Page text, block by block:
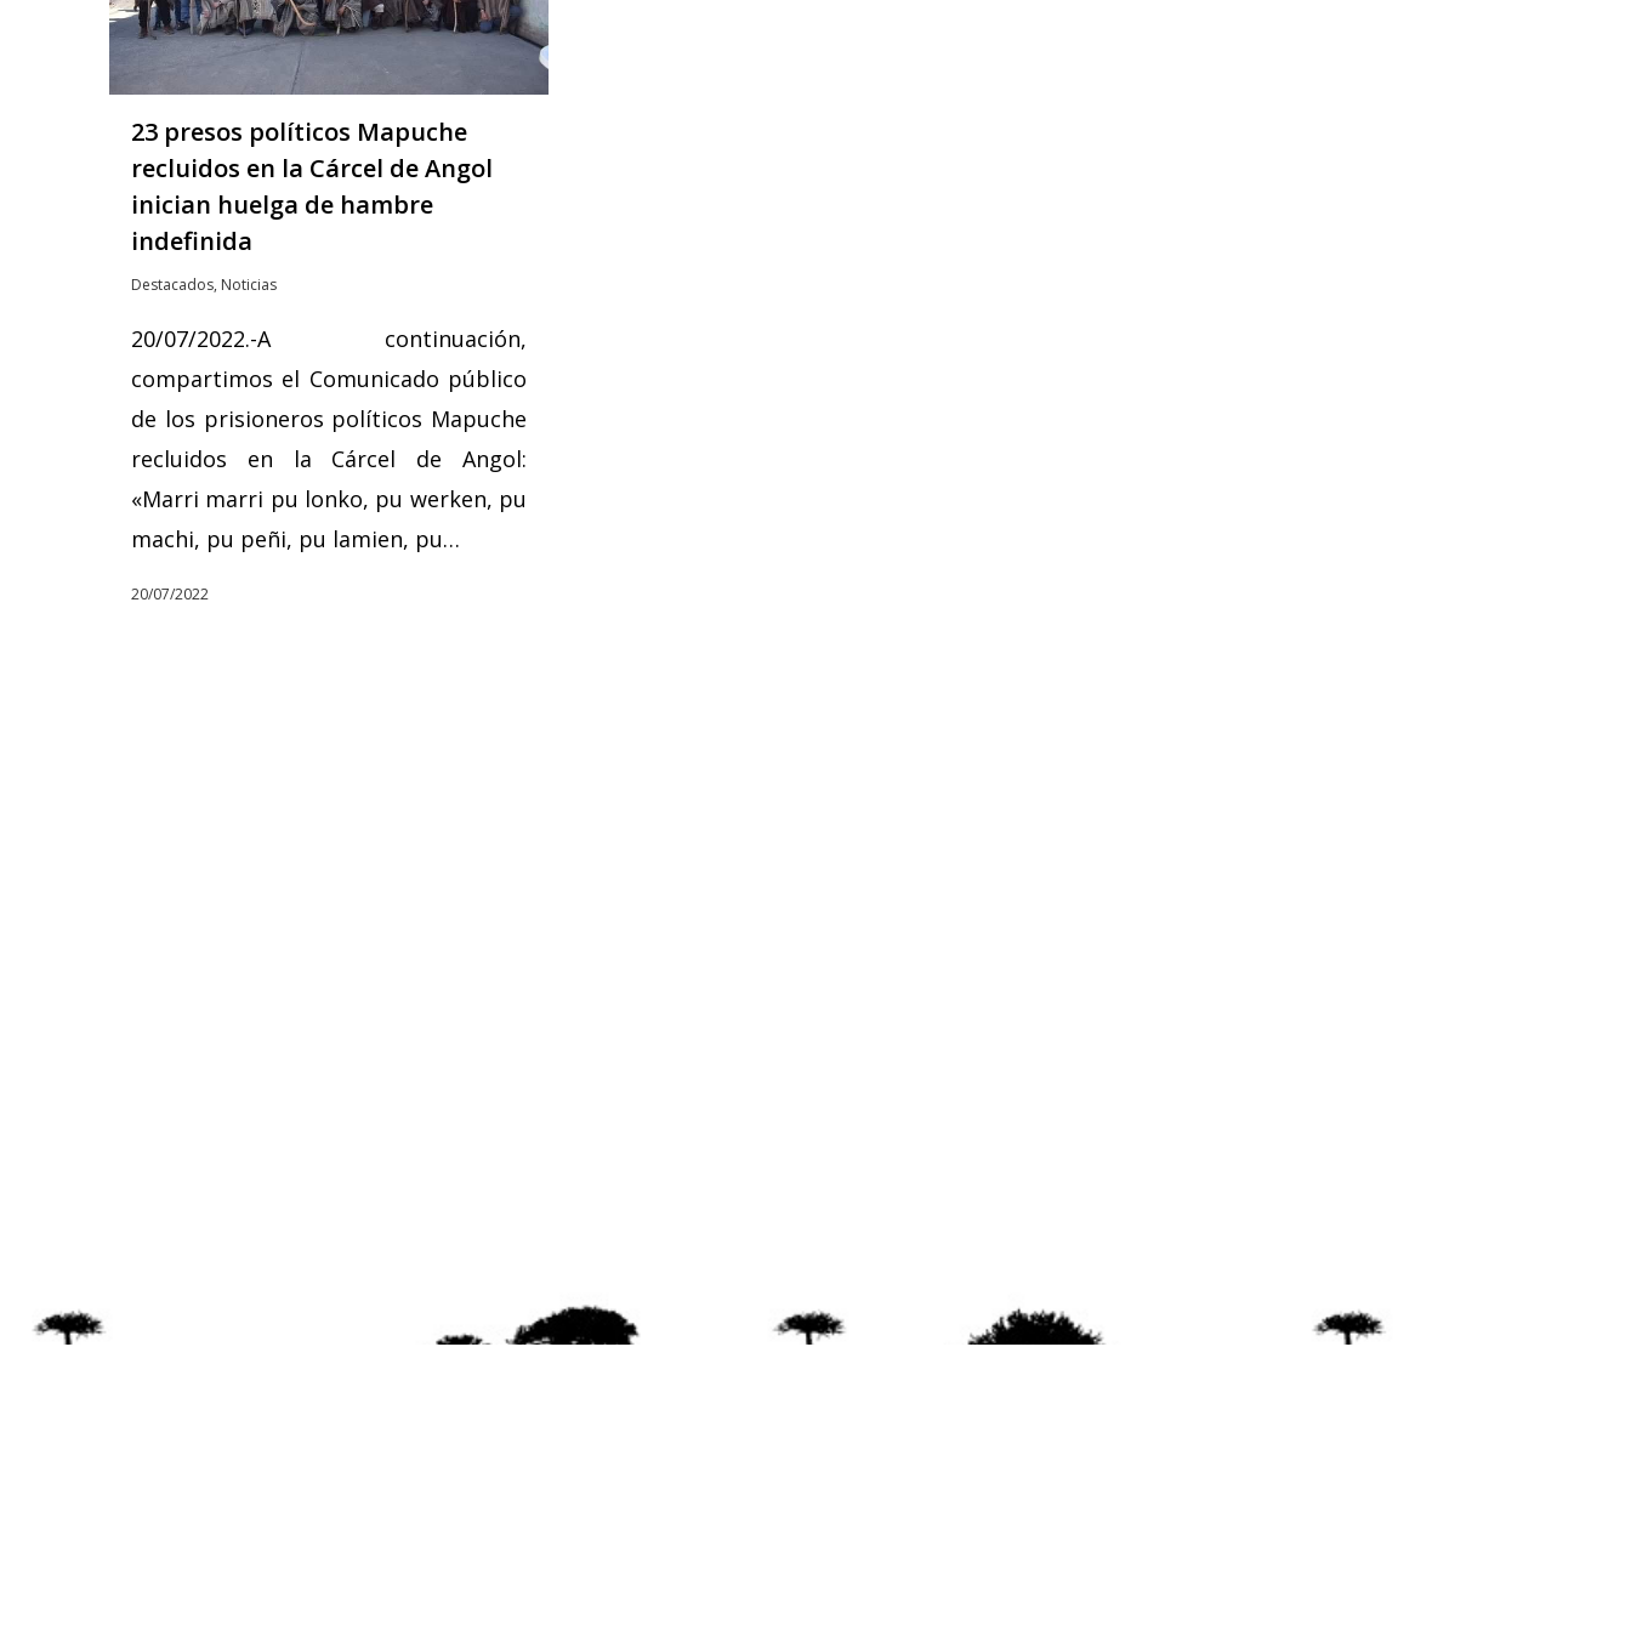
23 presos políticos Mapuche
recluidos en la Cárcel de Angol
inician huelga de hambre
indefinida
Destacados, Noticias
20/07/2022.-A continuación,
compartimos el Comunicado público
de los prisioneros políticos Mapuche
recluidos en la Cárcel de Angol:
«Marri marri pu lonko, pu werken, pu
machi, pu peñi, pu lamien, pu…
20/07/2022